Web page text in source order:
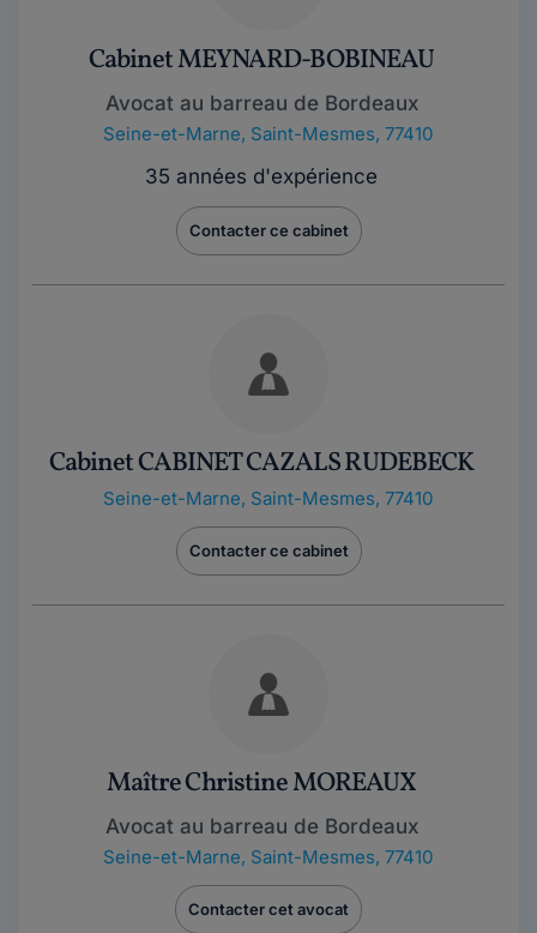
Cabinet MEYNARD-BOBINEAU
Avocat au barreau de Bordeaux
Seine-et-Marne, Saint-Mesmes, 77410
35 années d'expérience
Contacter ce cabinet
Cabinet CABINET CAZALS RUDEBECK
Seine-et-Marne, Saint-Mesmes, 77410
Contacter ce cabinet
Maître Christine MOREAUX
Avocat au barreau de Bordeaux
Seine-et-Marne, Saint-Mesmes, 77410
Contacter cet avocat